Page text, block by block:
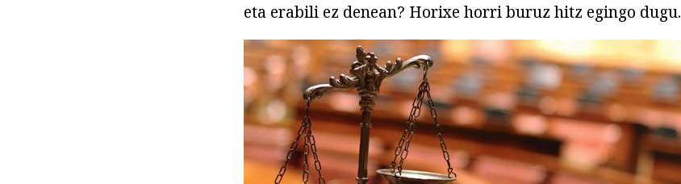
eta erabili ez denean? Horixe horri buruz hitz egingo dugu.